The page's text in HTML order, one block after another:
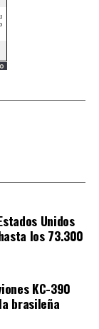
Unidos
los 73.300
KC-390
brasileña